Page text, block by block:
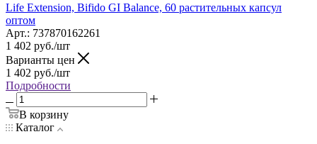
Life Extension, Bifido GI Balance, 60 растительных капсул
оптом
Арт.: 737870162261
1 402 руб./шт
Варианты цен
1 402 руб./шт
Подробности
В корзину
Каталог